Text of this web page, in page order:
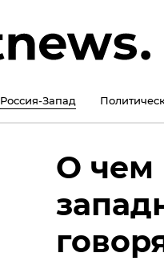
Россия-Запад
О чем